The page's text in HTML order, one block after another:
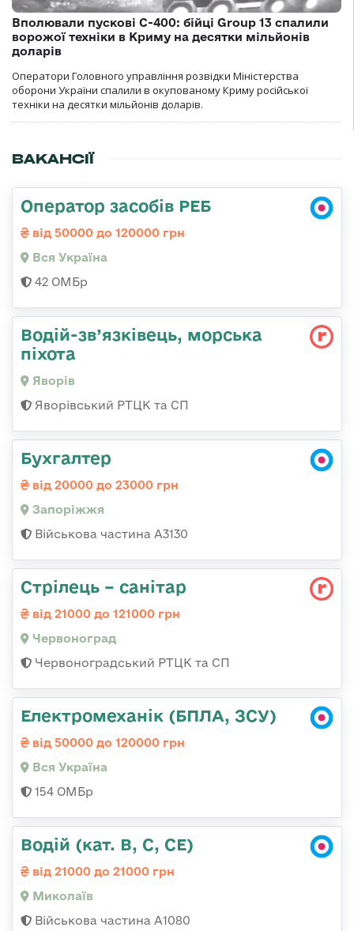
Вполювали пускові С-400: бійці Group 13 спалили
ворожої техніки в Криму на десятки мільйонів
доларів
Оператори Головного управління розвідки Міністерства
оборони України спалили в окупованому Криму російської
техніки на десятки мільйонів доларів.
ВАКАНСІЇ
Оператор засобів РЕБ
від 50000 до 120000 грн
Вся Україна
42 ОМБр
Водій-зв’язківець, морська
піхота
Яворів
Яворівський РТЦК та СП
Бухгалтер
від 20000 до 23000 грн
Запоріжжя
Військова частина А3130
Стрілець – санітар
від 21000 до 121000 грн
Червоноград
Червоноградський РТЦК та СП
Електромеханік (БПЛА, ЗСУ)
від 50000 до 120000 грн
Вся Україна
154 ОМБр
Водій (кат. B, C, CE)
від 21000 до 21000 грн
Миколаїв
Військова частина А1080